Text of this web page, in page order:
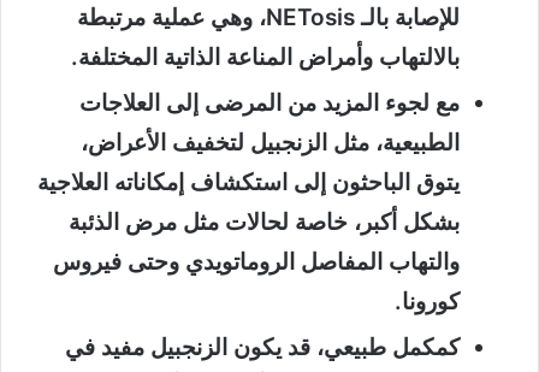
للإصابة بالـ NETosis، وهي عملية مرتبطة
بالالتهاب وأمراض المناعة الذاتية المختلفة.
مع لجوء المزيد من المرضى إلى العلاجات
الطبيعية، مثل الزنجبيل لتخفيف الأعراض،
يتوق الباحثون إلى استكشاف إمكاناته العلاجية
بشكل أكبر، خاصة لحالات مثل مرض الذئبة
والتهاب المفاصل الروماتويدي وحتى فيروس
كورونا.
كمكمل طبيعي، قد يكون الزنجبيل مفيد في